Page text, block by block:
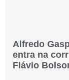
Alfredo
entra na
Flávio